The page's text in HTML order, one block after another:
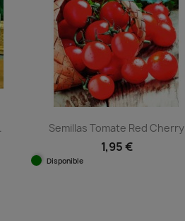
Semillas Tomate Red Cherry
1,95 €
Disponible